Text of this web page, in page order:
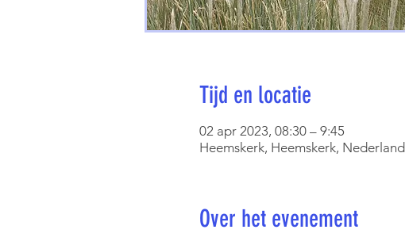
Tijd en locatie
02 apr 2023, 08:30 – 9:45
Heemskerk, Heemskerk, Nederland
Over het evenement